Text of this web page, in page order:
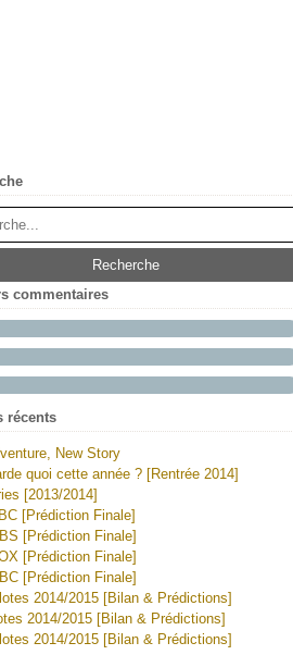
commentaires
récents
New Story
quoi cette année ? [Rentrée 2014]
[2013/2014]
[Prédiction Finale]
[Prédiction Finale]
[Prédiction Finale]
[Prédiction Finale]
2014/2015 [Bilan & Prédictions]
2014/2015 [Bilan & Prédictions]
2014/2015 [Bilan & Prédictions]